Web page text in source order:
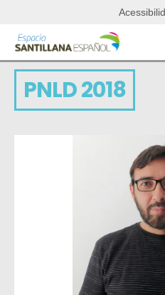
PNLD 2018